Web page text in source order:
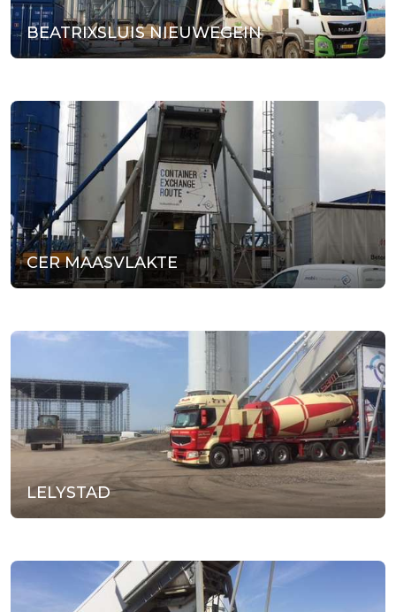
BEATRIXSLUIS NIEUWEGEIN
CER MAASVLAKTE
LELYSTAD